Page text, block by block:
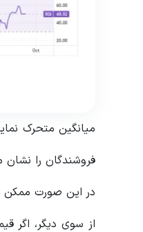
در این صورت ممکن است